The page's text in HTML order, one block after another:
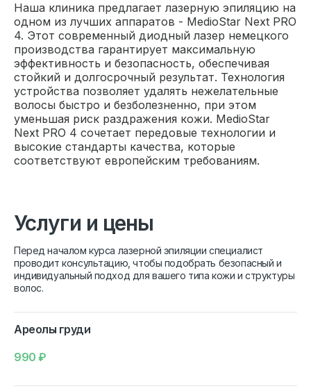
Наша клиника предлагает лазерную эпиляцию на
одном из лучших аппаратов - MedioStar Next PRO
4. Этот современный диодный лазер немецкого
производства гарантирует максимальную
эффективность и безопасность, обеспечивая
стойкий и долгосрочный результат. Технология
устройства позволяет удалять нежелательные
волосы быстро и безболезненно, при этом
уменьшая риск раздражения кожи. MedioStar
Next PRO 4 сочетает передовые технологии и
высокие стандарты качества, которые
соответствуют европейским требованиям.
Услуги и цены
Перед началом курса лазерной эпиляции специалист
проводит консультацию, чтобы подобрать безопасный и
индивидуальный подход для вашего типа кожи и структуры
волос.
Ареолы груди
990 ₽